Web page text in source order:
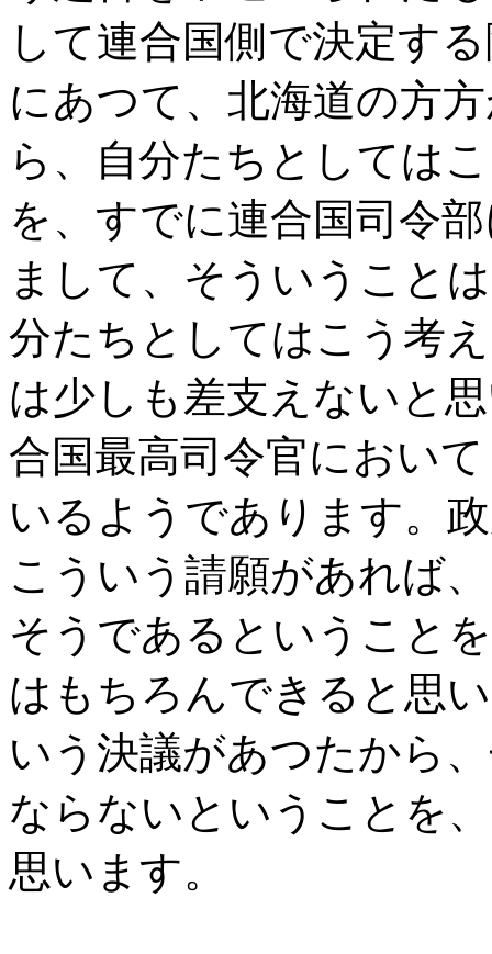
して連合国側で決定す
にあつて、北海道の方
ら、自分たちとしては
を、すでに連合国司令
まして、そういうこと
分たちとしてはこう考
は少しも差支えないと
合国最高司令官におい
いるようであります。
こういう請願があれば
そうであるということ
はもちろんできると思
いう決議があつたから
ならないということを
思います。